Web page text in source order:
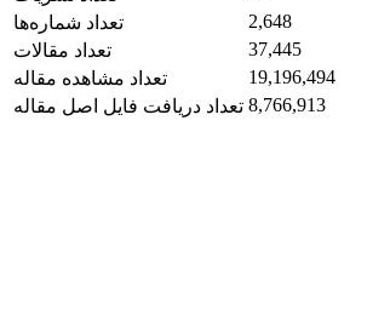
تعداد شماره‌ها
2,648
تعداد مقالات
37,445
تعداد مشاهده مقاله
19,196,494
تعداد دریافت فایل اصل مقاله 8,766,913